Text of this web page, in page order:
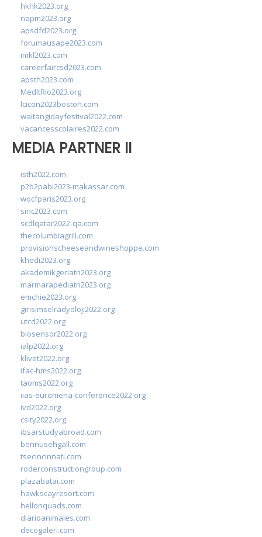
hkhk2023.org
napm2023.org
apsdfd2023.org
forumausape2023.com
imkl2023.com
careerfaircsd2023.com
apsth2023.com
MedItRio2023.org
lcicon2023boston.com
waitangidayfestival2022.com
vacancesscolaires2022.com
MEDIA PARTNER II
isth2022.com
p2b2pabi2023-makassar.com
wocfparis2023.org
sinc2023.com
scdlqatar2022-qa.com
thecolumbiagrill.com
provisionscheeseandwineshoppe.com
khedi2023.org
akademikgeriatri2023.org
marmarapediatri2023.org
emchie2023.org
girisimselradyoloji2022.org
utcd2022.org
biosensor2022.org
ialp2022.org
klivet2022.org
ifac-hms2022.org
taoms2022.org
iias-euromena-conference2022.org
ivd2022.org
csity2022.org
ibsarstudyabroad.com
bennusehgall.com
tsecincinnati.com
roderconstructiongroup.com
plazabatai.com
hawkscayresort.com
hellonquads.com
diarioanimales.com
decogaleri.com